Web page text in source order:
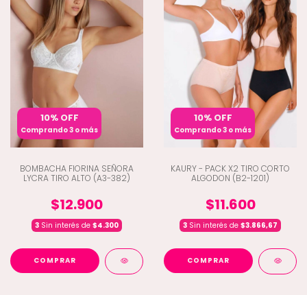
10% OFF
Comprando 3 o más
BOMBACHA FIORINA SEÑORA
LYCRA TIRO ALTO (A3-382)
$12.900
3 Sin interés de $4.300
COMPRAR
10% OFF
Comprando 3 o más
KAURY - PACK X2 TIRO CORTO
ALGODON (B2-1201)
$11.600
3 Sin interés de $3.866,67
COMPRAR